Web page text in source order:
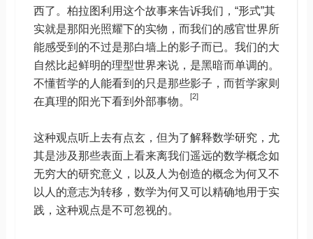
西了。柏拉图利用这个故事来告诉我们，“形式”其
实就是那阳光照耀下的实物，而我们的感官世界所
能感受到的不过是那白墙上的影子而已。我们的大
自然比起鲜明的理型世界来说，是黑暗而单调的。
不懂哲学的人能看到的只是那些影子，而哲学家则
在真理的阳光下看到外部事物。
[2]
这种观点听上去有点玄，但为了解释数学研究，尤
其是涉及那些表面上看来离我们遥远的数学概念如
无穷大的研究意义，以及人为创造的概念为何又不
以人的意志为转移，数学为何又可以精确地用于实
践，这种观点是不可忽视的。